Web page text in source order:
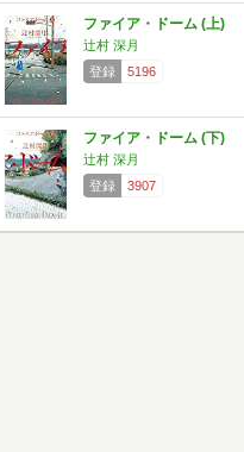
ファイア・ドーム (上)
辻村 深月
登録
5196
ファイア・ドーム (下)
辻村 深月
登録
3907